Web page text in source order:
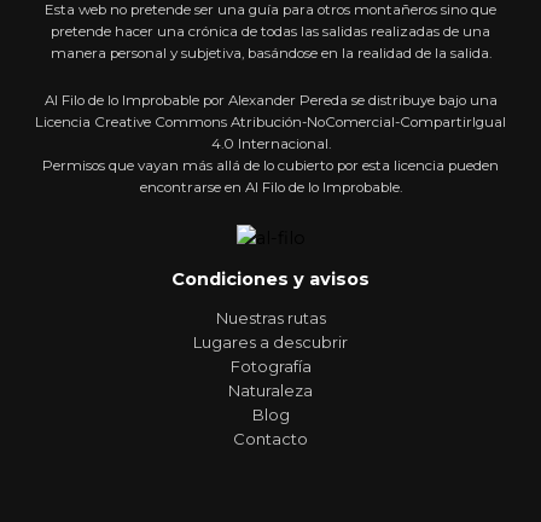
Esta web no pretende ser una guía para otros montañeros sino que
pretende hacer una crónica de todas las salidas realizadas de una
manera personal y subjetiva, basándose en la realidad de la salida.
Al Filo de lo Improbable por Alexander Pereda se distribuye bajo una
Licencia Creative Commons Atribución-NoComercial-CompartirIgual
4.0 Internacional.
Permisos que vayan más allá de lo cubierto por esta licencia pueden
encontrarse en Al Filo de lo Improbable.
Condiciones y avisos
Nuestras rutas
Lugares a descubrir
Fotografía
Naturaleza
Blog
Contacto